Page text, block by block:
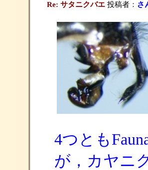
Re: サタニクバエ投稿者： さ
4つとも
が，カヤニ